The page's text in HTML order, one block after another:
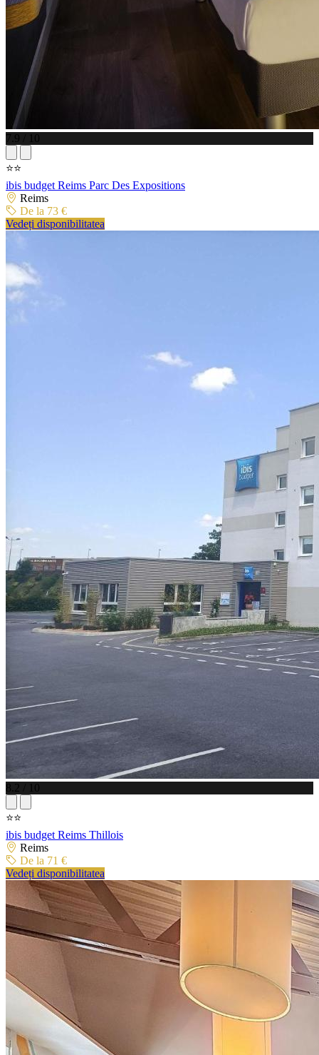
7.9 / 10
⭐⭐
ibis budget Reims Parc Des Expositions
Reims
De la 73 €
Vedeți disponibilitatea
8.2 / 10
⭐⭐
ibis budget Reims Thillois
Reims
De la 71 €
Vedeți disponibilitatea